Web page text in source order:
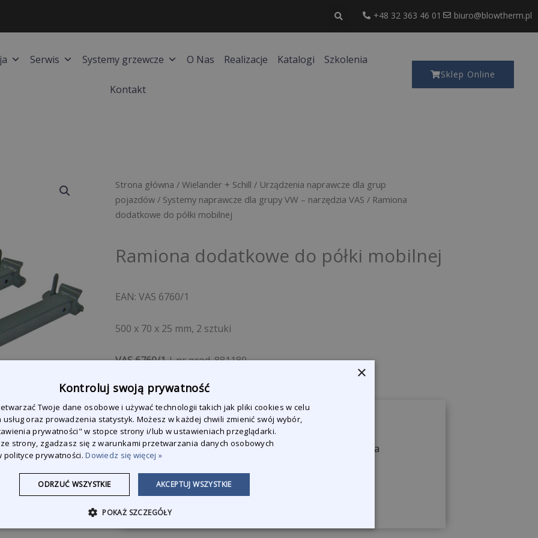
+48 32 363 46 01 biuro@blowtherm.pl
Serwis Systemy grzewcze O Nas Realizacje Katalogi Szkolenia
Kontakt
Sklep Online
Strona główna / Wielander + Schill / Urządzenia naprawcze dla grup
pojazdów / Systemy naprawcze dla grupy VW – narzędzia VAS / Ramiona
dodatkowe do półki mobilnej
Ramiona dodatkowe do półki mobilnej
EAN: VAS 6760/1
500 x 70 x 25 mm, 2 sztuki
VAS 6760/1| nr prod. 881180
Zapytaj o produkt
Jesteśmy do Państwa dyspozycji, żeby odpowiedzieć na
wszystkie pytania.
Skontaktuj się z nami
×
Kontroluj swoją prywatność
Twoje dane osobowe i używać technologii takich jak pliki cookies w celu
usług oraz prowadzenia statystyk. Możesz w każdej chwili zmienić swój wybór,
prywatności" w stopce strony i/lub w ustawieniach przeglądarki.
strony, zgadzasz się z warunkami przetwarzania danych osobowych
polityce prywatności.Dowiedz się więcej »
AKCEPTUJ WSZYSTKIE
ODRZUĆ WSZYSTKIE
POKAŻ SZCZEGÓŁY